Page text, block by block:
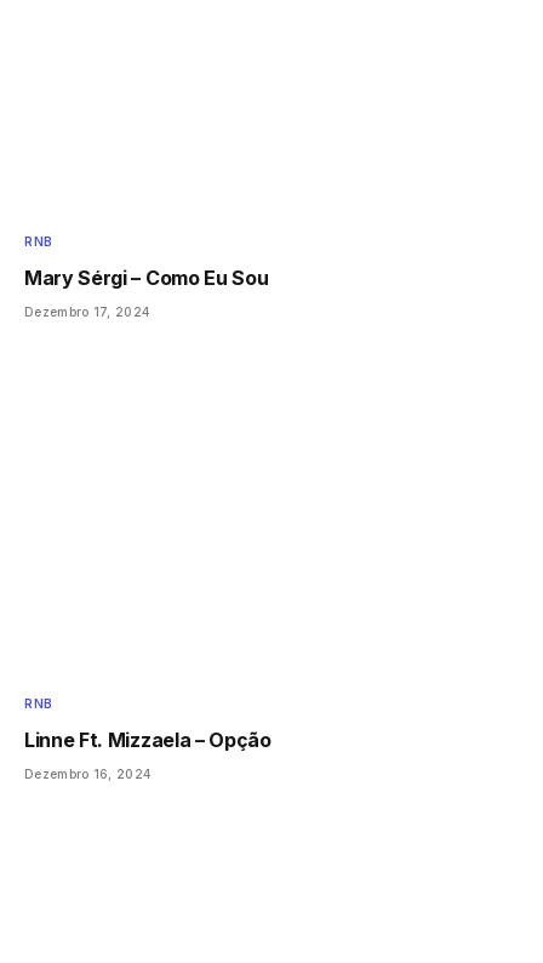
RNB
Mary Sérgi – Como Eu Sou
Dezembro 17, 2024
RNB
Linne Ft. Mizzaela – Opção
Dezembro 16, 2024